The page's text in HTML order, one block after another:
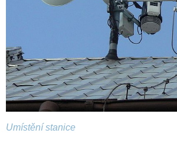
Umístění stanice